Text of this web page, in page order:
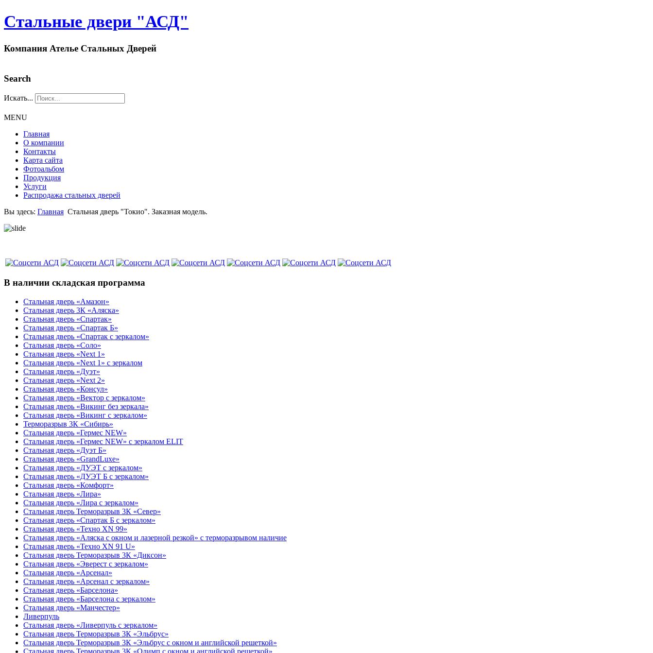
Стальные двери "АСД"
Компания Ателье Стальных Дверей
Search
Искать...
MENU
Главная
О компании
Контакты
Карта сайта
Фотоальбом
Продукция
Услуги
Распродажа стальных дверей
Вы здесь: Главная Стальная дверь "Токио". Заказная модель.
В наличии складская программа
Стальная дверь «Амазон»
Стальная дверь 3К «Аляска»
Стальная дверь «Спартак»
Стальная дверь «Спартак Б»
Стальная дверь «Спартак с зеркалом»
Стальная дверь «Соло»
Стальная дверь «Next 1»
Стальная дверь «Next 1» с зеркалом
Стальная дверь «Дуэт»
Стальная дверь «Next 2»
Стальная дверь «Консул»
Стальная дверь «Вектор с зеркалом»
Стальная дверь «Викинг без зеркала»
Стальная дверь «Викинг c зеркалом»
Терморазрыв 3К «Сибирь»
Стальная дверь «Гермес NEW»
Стальная дверь «Гермес NEW» с зеркалом ELIT
Стальная дверь «Дуэт Б»
Стальная дверь «GrandLuxe»
Стальная дверь «ДУЭТ с зеркалом»
Стальная дверь «ДУЭТ Б с зеркалом»
Стальная дверь «Комфорт»
Стальная дверь «Лира»
Стальная дверь «Лира с зеркалом»
Стальная дверь Терморазрыв 3К «Север»
Стальная дверь «Спартак Б с зеркалом»
Стальная дверь «Техно XN 99»
Стальная дверь «Аляска с окном и лазерной резкой» с терморазрывом наличие
Стальная дверь «Техно XN 91 U»
Стальная дверь Терморазрыв 3К «Диксон»
Стальная дверь «Эверест с зеркалом»
Стальная дверь «Арсенал»
Стальная дверь «Арсенал с зеркалом»
Стальная дверь «Барселона»
Стальная дверь «Барселона с зеркалом»
Стальная дверь «Манчестер»
Ливерпуль
Стальная дверь «Ливерпуль с зеркалом»
Стальная дверь Терморазрыв 3К «Эльбрус»
Стальная дверь Терморазрыв 3К «Эльбрус с окном и английской решеткой»